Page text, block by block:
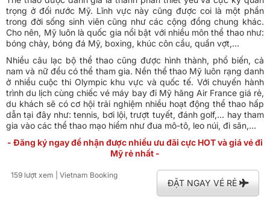
trọng ở đối nước Mỹ. Lĩnh vực này cũng được coi là một phần
trong đời sống sinh viên cũng như các cộng đồng chung khác.
Cho nên, Mỹ luôn là quốc gia nổi bật với nhiều môn thể thao như:
bóng chày, bóng đá Mỹ, boxing, khúc côn cầu, quần vợt,…
Nhiều câu lạc bộ thể thao cũng được hình thành, phổ biến, cả
nam và nữ đều có thể tham gia. Nền thể thao Mỹ luôn rạng danh
ở nhiều cuộc thi Olympic khu vực và quốc tế. Với chuyến hành
trình du lịch cùng chiếcvé máy bay đi Mỹ hãng Air France giá rẻ,
du khách sẽ có cơ hội trải nghiệm nhiều hoạt động thể thao hấp
dẫn tại đây như: tennis, bơi lội, trượt tuyết, đánh golf,… hay tham
gia vào các thể thao mạo hiểm như đua mô-tô, leo núi, đi săn,…
- Đăng ký ngay để nhận được nhiều ưu đãi cực HOT và giá vé đi
Mỹ rẻ nhất -
159 lượt xem | Vietnam Booking
ĐẶT NGAY VÉ RẺ